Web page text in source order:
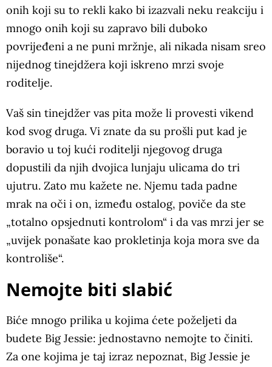
onih koji su to rekli kako bi izazvali neku reakciju i
mnogo onih koji su zapravo bili duboko
povrijeđeni a ne puni mržnje, ali nikada nisam sreo
nijednog tinejdžera koji iskreno mrzi svoje
roditelje.
Vaš sin tinejdžer vas pita može li provesti vikend
kod svog druga. Vi znate da su prošli put kad je
boravio u toj kući roditelji njegovog druga
dopustili da njih dvojica lunjaju ulicama do tri
ujutru. Zato mu kažete ne. Njemu tada padne
mrak na oči i on, između ostalog, poviče da ste
„totalno opsjednuti kontrolom“ i da vas mrzi jer se
„uvijek ponašate kao prokletinja koja mora sve da
kontroliše“.
Nemojte biti slabić
Biće mnogo prilika u kojima ćete poželjeti da
budete Big Jessie: jednostavno nemojte to činiti.
Za one kojima je taj izraz nepoznat, Big Jessie je